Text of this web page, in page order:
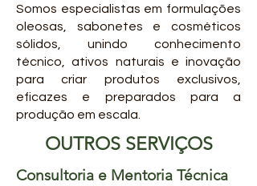
Somos especialistas em formulações
oleosas, sabonetes e cosméticos
sólidos, unindo conhecimento
técnico, ativos naturais e inovação
para criar produtos exclusivos,
eficazes e preparados para a
produção em escala.
OUTROS SERVIÇOS
Consultoria e Mentoria Técnica